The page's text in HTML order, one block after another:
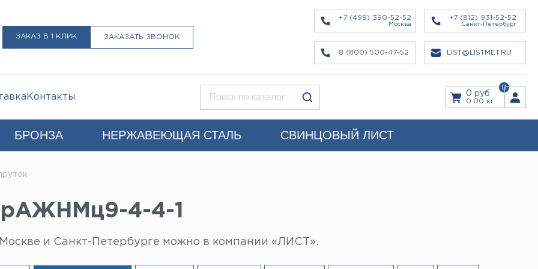
ЗАКАЗ В 1 КЛИК ЗАКАЗАТЬ ЗВОНОК
+7 (499) 390-52-52
Москва
+7 (812) 931-52-52
Санкт-Петербург
8 (800) 500-47-52 LIST@LISTMET.RU
Контакты
0
0 руб
0.00 кг
БРОНЗА НЕРЖАВЕЮЩАЯ СТАЛЬ СВИНЦОВЫЙ ЛИСТ
Санкт-Петербург
4-4-1
и Санкт-Петербурге можно в компании «ЛИСТ».